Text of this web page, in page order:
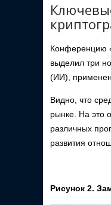
Конференцию
выделил три
(ИИ),
Видно, что
рынке. На это
различных
развития
Рисунок 2.